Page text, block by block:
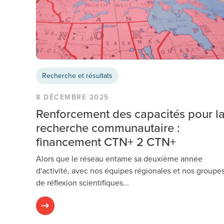
Recherche et résultats
8 DÉCEMBRE 2025
Renforcement des capacités pour
recherche communautaire :
financement CTN+ 2 CTN+
Alors que le réseau entame sa deuxième année
d'activité, avec nos équipes régionales et nos
de réflexion scientifiques...